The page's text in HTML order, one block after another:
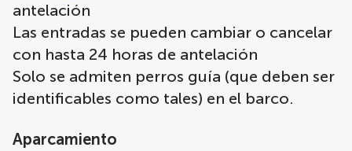
antelación
Las entradas se pueden cambiar o cancelar
con hasta 24 horas de antelación
Solo se admiten perros guía (que deben ser
identificables como tales) en el barco.
Aparcamiento